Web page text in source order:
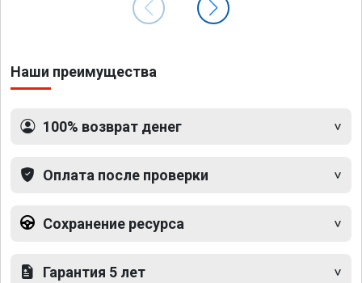
Наши преимущества
100% возврат денег
Оплата после проверки
Сохранение ресурса
Гарантия 5 лет